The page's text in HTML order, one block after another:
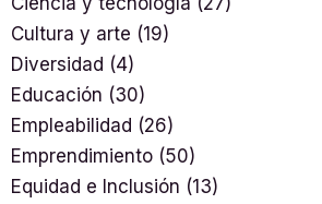
Cultura y arte (19)
Diversidad (4)
Educación (30)
Empleabilidad (26)
Emprendimiento (50)
Equidad e Inclusión (13)